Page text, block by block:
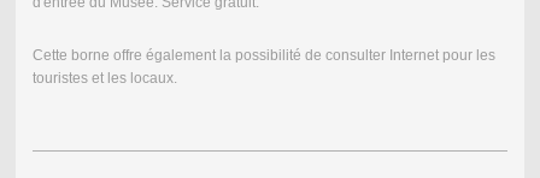
Cette borne offre également la possibilité de consulter Internet pour les
touristes et les locaux.